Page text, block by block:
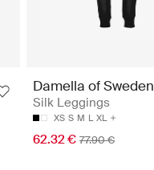
Damella of Sweden
Silk Leggings
XS S M L XL
62.32 € 77.90 €